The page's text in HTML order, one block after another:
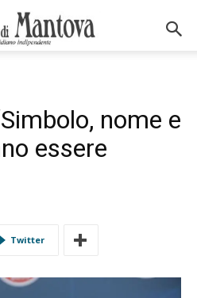
nome e
essere
Twitter